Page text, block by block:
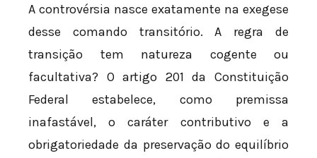
A controvérsia nasce exatamente na exegese
desse comando transitório. A regra de
transição tem natureza cogente ou
facultativa? O artigo 201 da Constituição
Federal estabelece, como premissa
inafastável, o caráter contributivo e a
obrigatoriedade da preservação do equilíbrio